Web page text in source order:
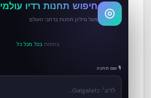
חיפוש תחנות רדיו עולמי
מעל מיליון תחנות ברחבי העולם
בחסות בכל מכל כל
🎙 שם תחנה